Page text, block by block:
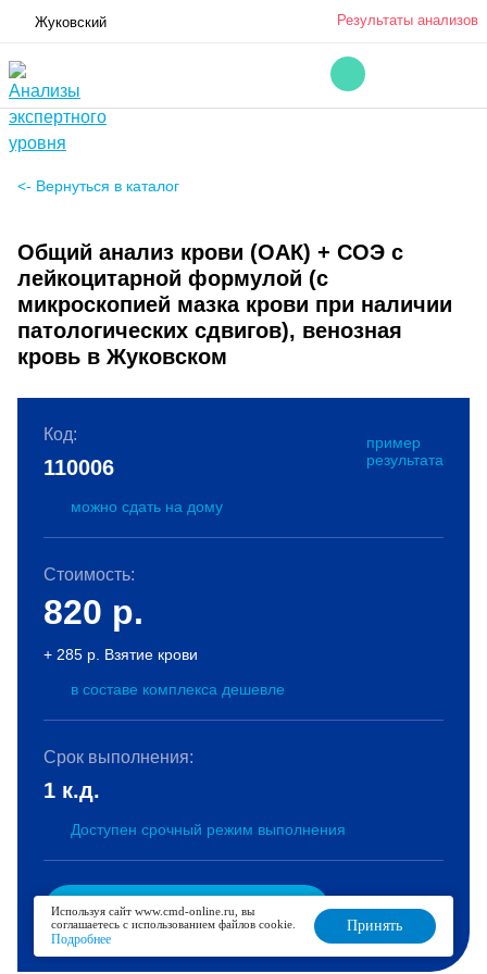
Жуковский Результаты анализов
<- Вернуться в каталог
Общий анализ крови (ОАК) + СОЭ с
лейкоцитарной формулой (с
микроскопией мазка крови при наличии
патологических сдвигов), венозная
кровь в Жуковском
Код:
пример
результата
110006
можно сдать на дому
Стоимость:
820 р.
+ 285 р. Взятие крови
в составе комплекса дешевле
Срок выполнения:
1 к.д.
Доступен срочный режим выполнения
В корзину
Используя сайт www.cmd-online.ru, вы
соглашаетесь с использованием файлов cookie.
Подробнее
Принять